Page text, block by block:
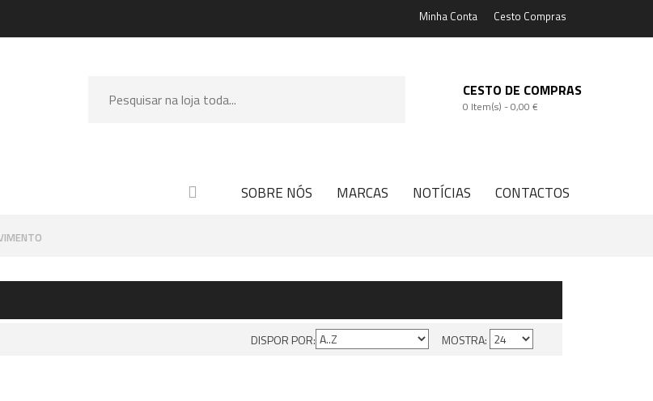
Minha Conta Cesto Compras
CESTO DE COMPRAS
0 Item(s) -0,00 €
SOBRE NÓS MARCAS NOTÍCIAS CONTACTOS
MOSTRA:
DISPOR POR: